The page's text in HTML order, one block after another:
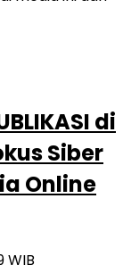
di
Siber
Online
WIB